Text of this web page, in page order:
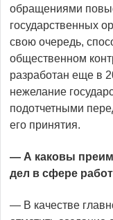
обращениями
государственных
свою очередь,
общественном
разработан еще в
нежелание
подотчетными
его принятия.
— А каковы
дел в сфере
— В качестве